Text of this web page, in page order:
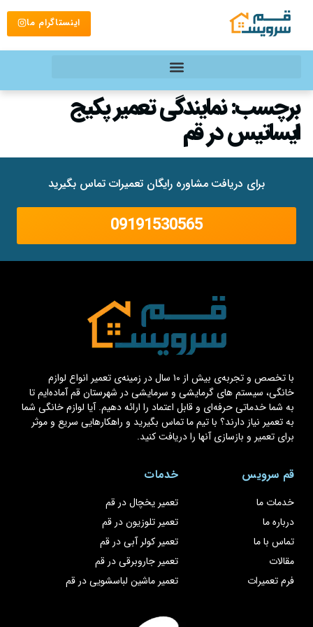
اینستاگرام ما
برچسب:نمایندگی تعمیر پکیج
ایساتیس در قم
برای دریافت مشاوره رایگان تعمیرات تماس بگیرید
09191530565
با تخصص و تجربه‌ی بیش از ۱۰ سال در زمینه‌ی تعمیر انواع لوازم
خانگی، سیستم های گرمایشی و سرمایشی در شهرستان قم آماده‌ایم تا
به شما خدماتی حرفه‌ای و قابل اعتماد را ارائه دهیم. آیا لوازم خانگی شما
به تعمیر نیاز دارند؟ با تیم ما تماس بگیرید و راهکارهایی سریع و موثر
برای تعمیر و بازسازی آنها را دریافت کنید.
قم سرویس
خدمات ما
درباره ما
تماس با ما
مقالات
فرم تعمیرات
خدمات
تعمیر یخچال در قم
تعمیر تلوزیون در قم
تعمیر کولر آبی در قم
تعمیر جاروبرقی در قم
تعمیر ماشین لباسشویی در قم